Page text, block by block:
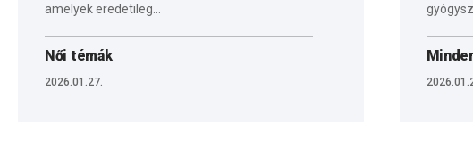
amelyek eredetileg…
Női témák
2026.01.27.